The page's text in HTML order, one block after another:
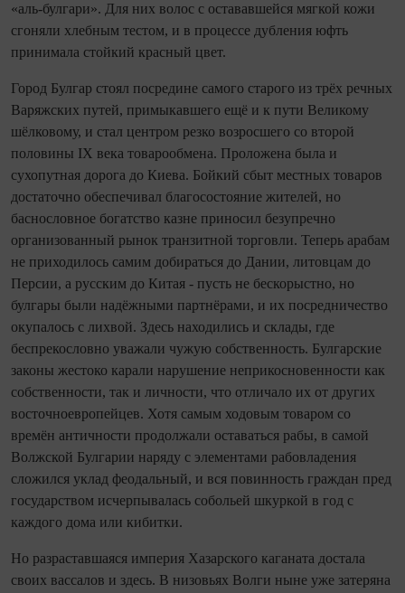
«аль‑булгари». Для них волос с остававшейся мягкой кожи
сгоняли хлебным тестом, и в процессе дубления юфть
принимала стойкий красный цвет.
Город Булгар стоял посредине самого старого из трёх речных
Варяжских путей, примыкавшего ещё и к пути Великому
шёлковому, и стал центром резко возросшего со второй
половины IХ века товарообмена. Проложена была и
сухопутная дорога до Киева. Бойкий сбыт местных товаров
достаточно обес­печивал благосостояние жителей, но
баснословное богатство казне приносил безупречно
организованный рынок транзитной торговли. Теперь арабам
не приходилось самим добираться до Дании, литовцам до
Персии, а русским до Китая - пусть не бескорыстно, но
булгары были надёжными парт­нёрами, и их посредничество
окупалось с лихвой. Здесь находились и склады, где
беспрекословно уважали чужую собственность. Булгарские
законы жестоко карали нарушение неприкосновенности как
собственности, так и личности, что отличало их от других
восточноевропейцев. Хотя самым ходовым товаром со
времён античности продолжали оставаться рабы, в самой
Волжской Булгарии наряду с элементами рабовладения
сложился уклад феодальный, и вся повинность граждан пред
государством исчерпывалась собольей шкуркой в год с
каждого дома или кибитки.
Но разраставшаяся империя Хазарского каганата достала
своих вассалов и здесь. В низовьях Волги ныне уже затеряна